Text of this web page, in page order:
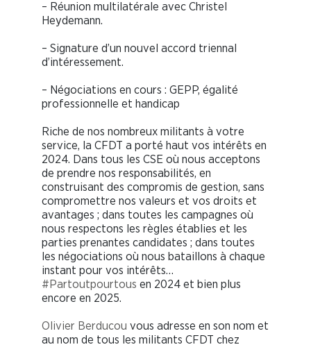
– Réunion multilatérale avec Christel
Heydemann.
– Signature d’un nouvel accord triennal
d’intéressement.
– Négociations en cours : GEPP, égalité
professionnelle et handicap
Riche de nos nombreux militants à votre
service, la CFDT a porté haut vos intérêts en
2024. Dans tous les CSE où nous acceptons
de prendre nos responsabilités, en
construisant des compromis de gestion, sans
compromettre nos valeurs et vos droits et
avantages ; dans toutes les campagnes où
nous respectons les règles établies et les
parties prenantes candidates ; dans toutes
les négociations où nous bataillons à chaque
instant pour vos intérêts…
#Partoutpourtous en 2024 et bien plus
encore en 2025.
Olivier Berducou vous adresse en son nom et
au nom de tous les militants CFDT chez